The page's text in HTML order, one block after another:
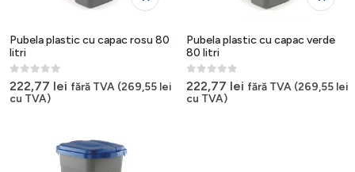
Pubela plastic cu capac rosu 80
litri
0out of 5
222,77 lei fără TVA (269,55 lei
cu TVA)
Pubela plastic cu capac verde
80 litri
0out of 5
222,77 lei fără TVA (269,55 lei
cu TVA)